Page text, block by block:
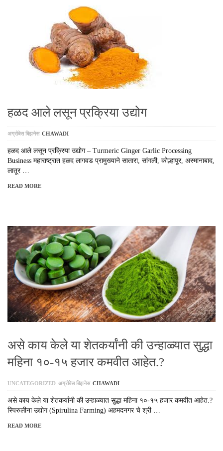
हळद आले लसून प्रक्रिया उद्योग
अग्रोबेस बिझनेस CHAWADI
हळद आले लसून प्रक्रिया उद्योग – Turmeric Ginger Garlic Processing
Business महाराष्ट्रात हळद लागवड प्रामुख्याने सातारा, सांगली, कोल्हापूर, अस्मानाबाद,
लातूर …
READ MORE
असे काय केले या शेतकर्यांनी की उन्हाळ्यात सुद्धा
महिना १०-१५ हजार कमवीत आहेत.?
UNCATEGORIZED अग्रोबेस बिझनेस CHAWADI
असे काय केले या शेतकर्यांनी की उन्हाळ्यात सुद्धा महिना १०-१५ हजार कमवीत आहेत.?
स्पिरुलीना उद्योग (Spirulina Farming) अहमदनगर चे श्री …
READ MORE